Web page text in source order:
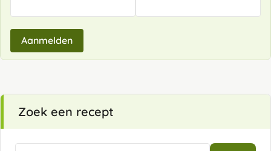
Aanmelden
Zoek een recept